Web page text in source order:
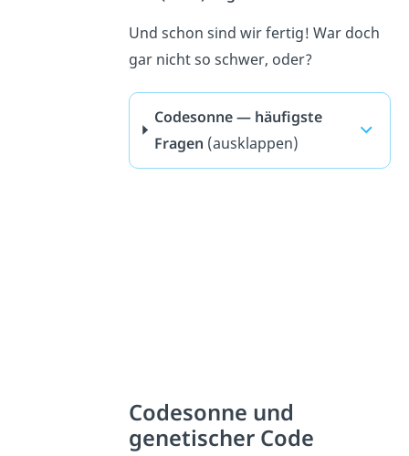
Und schon sind wir fertig! War doch
gar nicht so schwer, oder?
Codesonne — häufigste
Fragen (ausklappen)
Codesonne und
genetischer Code